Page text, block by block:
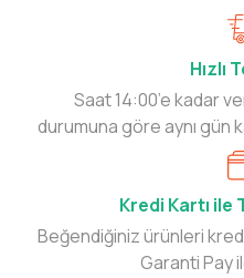
Hızlı
Saat 14:00’e kadar
durumuna göre aynı gün
Kredi Kartı ile
Beğendiğiniz ürünleri
Garanti Pay